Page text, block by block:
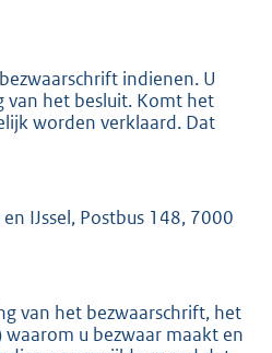
indienen. U
van het besluit. Komt het
worden verklaard. Dat
IJssel, Postbus 148, 7000
van het bezwaarschrift, het
u bezwaar maakt en